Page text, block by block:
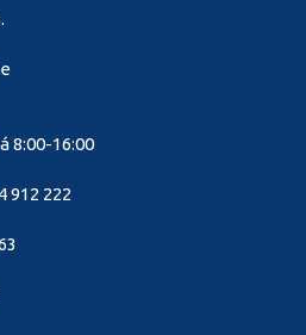
8:00-16:00
912 222